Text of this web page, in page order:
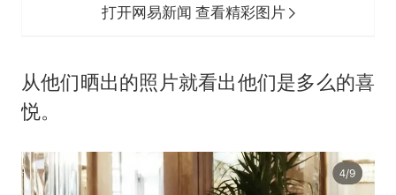
打开网易新闻 查看精彩图片
从他们晒出的照片就看出他们是多么的喜
悦。